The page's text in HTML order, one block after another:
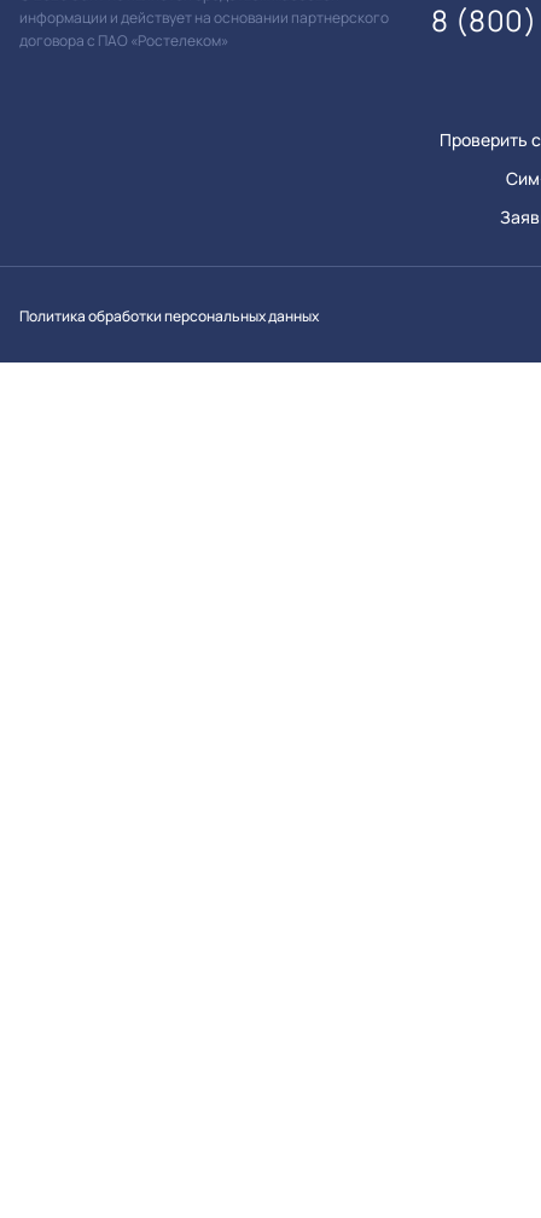
информации и действует на основании партнерского
договора с ПАО «Ростелеком»
Проверить
8
Политика обработки персональных данных